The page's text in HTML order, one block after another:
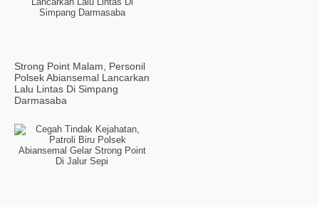
Strong Point Malam, Personil
Polsek Abiansemal Lancarkan
Lalu Lintas Di Simpang
Darmasaba